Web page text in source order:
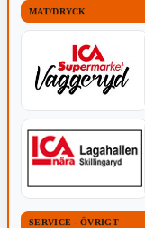
MAT/DRYCK
SERVICE - ÖVRIGT